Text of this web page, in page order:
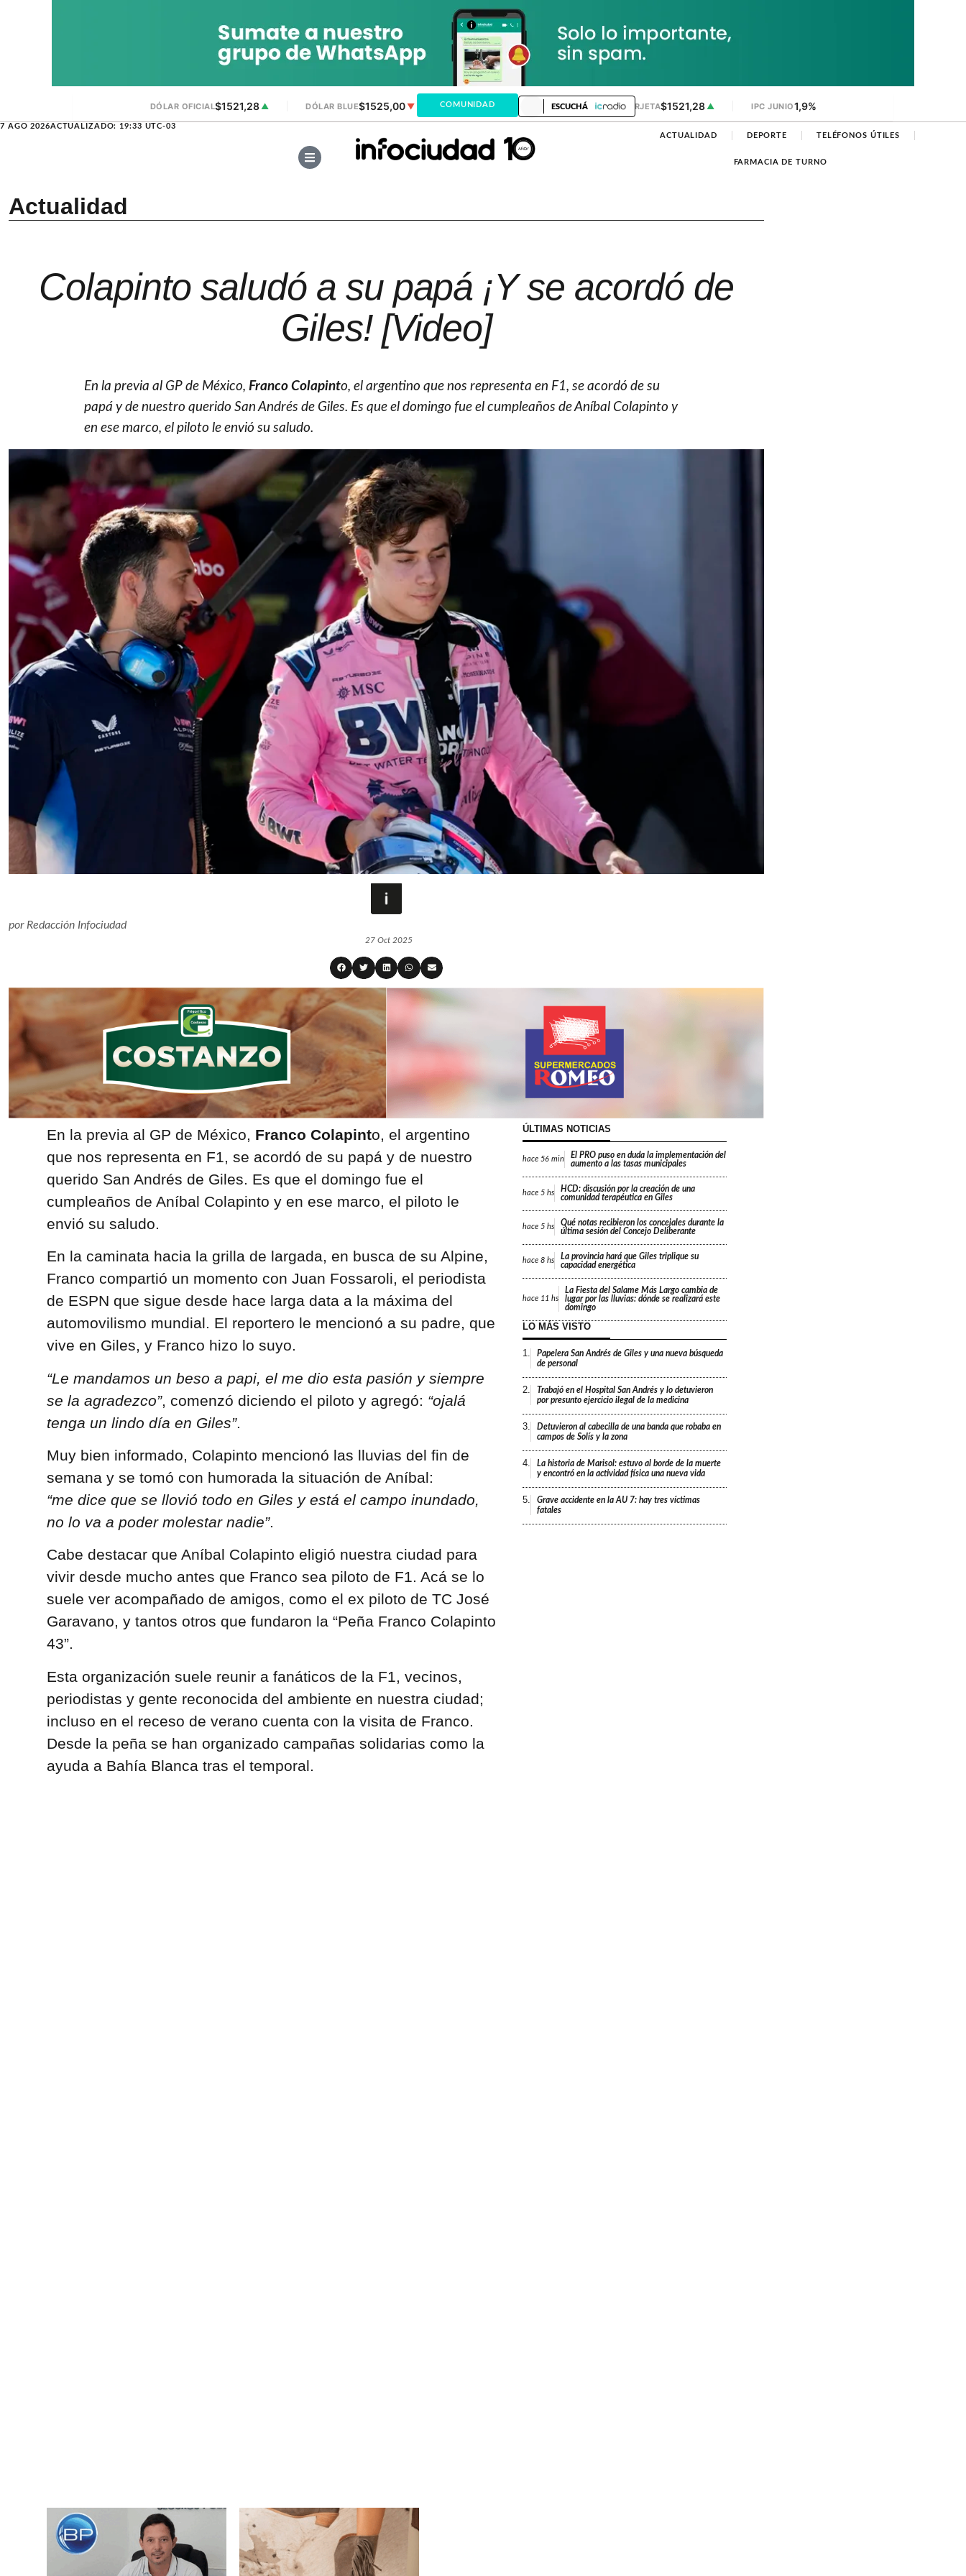
DÓLAR OFICIAL$1521,28 ▲ DÓLAR BLUE$1525,00▼ DÓLAR MEP ▲ DÓLAR TARJETA$1521,28 ▲ IPC JUNIO1,9%
7 AGO 2026ACTUALIZADO: 19:33 UTC-03
COMUNIDAD ESCUCHÁ
ACTUALIDAD DEPORTE TELÉFONOS ÚTILES
FARMACIA DE TURNO
Actualidad
Colapinto saludó a su papá ¡Y se acordó de
Giles! [Video]
En la previa al GP de México,Franco Colapinto, el argentino que nos representa en F1, se acordó de su
papá y de nuestro querido San Andrés de Giles. Es que el domingo fue el cumpleaños de Aníbal Colapinto y
en ese marco, el piloto le envió su saludo.
porRedacción Infociudad
27 Oct 2025
En la previa al GP de México, Franco Colapinto, el argentino
que nos representa en F1, se acordó de su papá y de nuestro
querido San Andrés de Giles. Es que el domingo fue el
cumpleaños de Aníbal Colapinto y en ese marco, el piloto le
envió su saludo.
En la caminata hacia la grilla de largada, en busca de su Alpine,
Franco compartió un momento con Juan Fossaroli, el periodista
de ESPN que sigue desde hace larga data a la máxima del
automovilismo mundial. El reportero le mencionó a su padre, que
vive en Giles, y Franco hizo lo suyo.
“Le mandamos un beso a papi, el me dio esta pasión y siempre
se la agradezco”, comenzó diciendo el piloto y agregó: “ojalá
tenga un lindo día en Giles”.
Muy bien informado, Colapinto mencionó las lluvias del fin de
semana y se tomó con humorada la situación de Aníbal:
“me dice que se llovió todo en Giles y está el campo inundado,
no lo va a poder molestar nadie”.
Cabe destacar que Aníbal Colapinto eligió nuestra ciudad para
vivir desde mucho antes que Franco sea piloto de F1. Acá se lo
suele ver acompañado de amigos, como el ex piloto de TC José
Garavano, y tantos otros que fundaron la “Peña Franco Colapinto
43”.
Esta organización suele reunir a fanáticos de la F1, vecinos,
periodistas y gente reconocida del ambiente en nuestra ciudad;
incluso en el receso de verano cuenta con la visita de Franco.
Desde la peña se han organizado campañas solidarias como la
ayuda a Bahía Blanca tras el temporal.
ÚLTIMAS NOTICIAS
hace 56 min
El PRO puso en duda la implementación del
aumento a las tasas municipales
hace 5 hs
HCD: discusión por la creación de una
comunidad terapéutica en Giles
hace 5 hs
Qué notas recibieron los concejales durante la
última sesión del Concejo Deliberante
hace 8 hs
La provincia hará que Giles triplique su
capacidad energética
hace 11 hs
La Fiesta del Salame Más Largo cambia de
lugar por las lluvias: dónde se realizará este
domingo
LO MÁS VISTO
1.
Papelera San Andrés de Giles y una nueva búsqueda
de personal
2.
Trabajó en el Hospital San Andrés y lo detuvieron
por presunto ejercicio ilegal de la medicina
3.
Detuvieron al cabecilla de una banda que robaba en
campos de Solís y la zona
4.
La historia de Marisol: estuvo al borde de la muerte
y encontró en la actividad física una nueva vida
5.
Grave accidente en la AU 7: hay tres víctimas
fatales